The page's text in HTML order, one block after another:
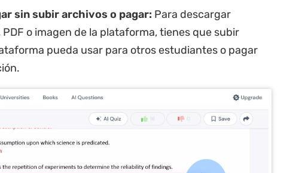
sin subir archivos o pagar: Para descargar
o imagen de la plataforma, tienes que subir
pueda usar para otros estudiantes o pagar